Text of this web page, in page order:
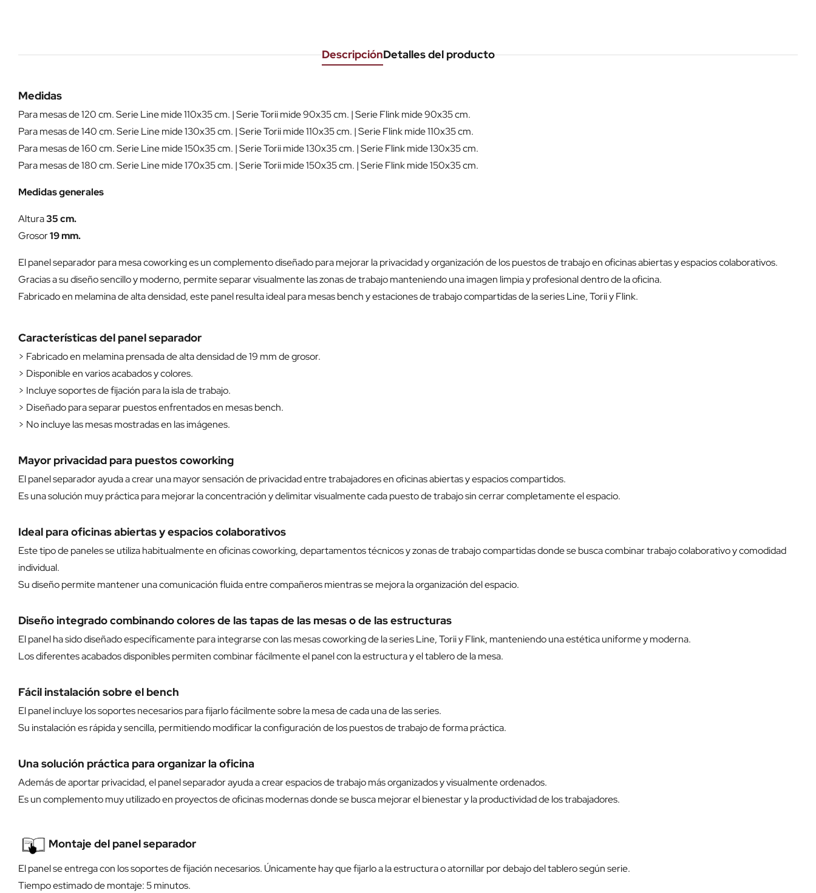
DescripciónDetalles del producto
Medidas
Para mesas de 120 cm. Serie Line mide 110x35 cm. | Serie Torii mide 90x35 cm. | Serie Flink mide 90x35 cm.
Para mesas de 140 cm. Serie Line mide 130x35 cm. | Serie Torii mide 110x35 cm. | Serie Flink mide 110x35 cm.
Para mesas de 160 cm. Serie Line mide 150x35 cm. | Serie Torii mide 130x35 cm. | Serie Flink mide 130x35 cm.
Para mesas de 180 cm. Serie Line mide 170x35 cm. | Serie Torii mide 150x35 cm. | Serie Flink mide 150x35 cm.
Medidas generales
Altura35 cm.
Grosor19 mm.
El panel separador para mesa coworking es un complemento diseñado para mejorar la privacidad y organización de los puestos de trabajo en oficinas abiertas y espacios colaborativos.
Gracias a su diseño sencillo y moderno, permite separar visualmente las zonas de trabajo manteniendo una imagen limpia y profesional dentro de la oficina.
Fabricado en melamina de alta densidad, este panel resulta ideal para mesas bench y estaciones de trabajo compartidas de la series Line, Torii y Flink.
Características del panel separador
> Fabricado en melamina prensada de alta densidad de 19 mm de grosor.
> Disponible en varios acabados y colores.
> Incluye soportes de fijación para la isla de trabajo.
> Diseñado para separar puestos enfrentados en mesas bench.
> No incluye las mesas mostradas en las imágenes.
Mayor privacidad para puestos coworking
El panel separador ayuda a crear una mayor sensación de privacidad entre trabajadores en oficinas abiertas y espacios compartidos.
Es una solución muy práctica para mejorar la concentración y delimitar visualmente cada puesto de trabajo sin cerrar completamente el espacio.
Ideal para oficinas abiertas y espacios colaborativos
Este tipo de paneles se utiliza habitualmente en oficinas coworking, departamentos técnicos y zonas de trabajo compartidas donde se busca combinar trabajo colaborativo y comodidad
individual.
Su diseño permite mantener una comunicación fluida entre compañeros mientras se mejora la organización del espacio.
Diseño integrado combinando colores de las tapas de las mesas o de las estructuras
El panel ha sido diseñado específicamente para integrarse con las mesas coworking de la series Line, Torii y Flink, manteniendo una estética uniforme y moderna.
Los diferentes acabados disponibles permiten combinar fácilmente el panel con la estructura y el tablero de la mesa.
Fácil instalación sobre el bench
El panel incluye los soportes necesarios para fijarlo fácilmente sobre la mesa de cada una de las series.
Su instalación es rápida y sencilla, permitiendo modificar la configuración de los puestos de trabajo de forma práctica.
Una solución práctica para organizar la oficina
Además de aportar privacidad, el panel separador ayuda a crear espacios de trabajo más organizados y visualmente ordenados.
Es un complemento muy utilizado en proyectos de oficinas modernas donde se busca mejorar el bienestar y la productividad de los trabajadores.
Montaje del panel separador
El panel se entrega con los soportes de fijación necesarios. Únicamente hay que fijarlo a la estructura o atornillar por debajo del tablero según serie.
Tiempo estimado de montaje: 5 minutos.